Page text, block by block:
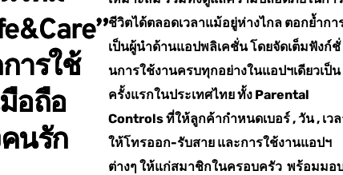
ารใช้
อถือ
นรัก
ชีวิตได้ตลอดเวลาแม้อยู่ห่างไกล ตอกย้ำกา
เป็นผู้นำด้านแอปพลิเคชั่น โดยจัดเต็มฟังก์ชั่
นการใช้งานครบทุกอย่างในแอปฯเดียวเป็น
ครั้งแรกในประเทศไทย ทั้ง Parental
Controls ที่ให้ลูกค้ากำหนดเบอร์ , วัน , เว
ให้โทรออก-รับสาย และการใช้งานแอปฯ
ต่างๆ ให้แก่สมาชิกในครอบครัว พร้อมมอ